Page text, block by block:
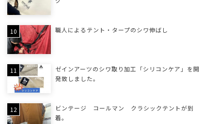
職人によるテント・タープのシワ伸ばし
ゼインアーツのシワ取り加工「シリコンケア」を開
発致しました。
ビンテージ コールマン クラシックテントが到
着。